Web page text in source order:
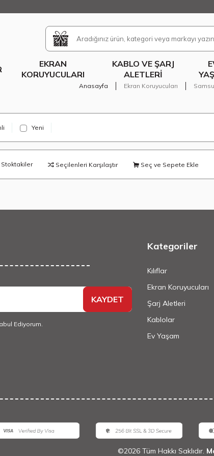
EKRAN
KORUYUCULARI
KABLO VE ŞARJ
ALETLERI
Anasayfa Ekran Koruyucuları
Yeni
Stoktakiler Seçilenleri Karşılaştır Seç ve Sepete Ekle
KAYDET
Ediyorum.
Kategoriler
Kılıflar
Ekran Koruyucuları
Şarj Aletleri
Kablolar
Ev Yaşam
©2026 Tüm Hakkı Saklıdır.